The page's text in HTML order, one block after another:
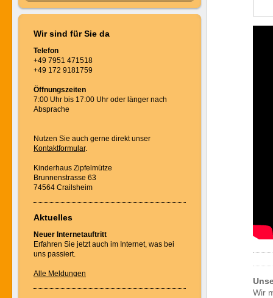
Wir sind für Sie da
Telefon
+49 7951 471518
+49 172 9181759
Öffnungszeiten
7:00 Uhr bis 17:00 Uhr oder länger nach
Absprache
Nutzen Sie auch gerne direkt unser
Kontaktformular.
Kinderhaus Zipfelmütze
Brunnenstrasse 63
74564 Crailsheim
Aktuelles
Neuer Internetauftritt
Erfahren Sie jetzt auch im Internet, was bei
uns passiert.
Alle Meldungen
Wir